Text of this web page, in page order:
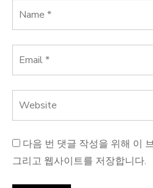
다음 번 댓글 작성을 위해 이
그리고 웹사이트를 저장합니다.